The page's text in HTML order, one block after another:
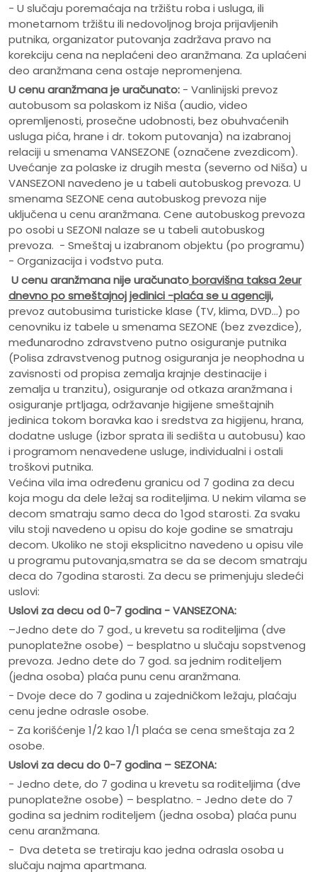
- U slučaju poremaćaja na tržištu roba i usluga, ili
monetarnom tržištu ili nedovoljnog broja prijavljenih
putnika, organizator putovanja zadržava pravo na
korekciju cena na neplaćeni deo aranžmana. Za uplaćeni
deo aranžmana cena ostaje nepromenjena.
U cenu aranžmana je uračunato: - Vanlinijski prevoz
autobusom sa polaskom iz Niša (audio, video
opremljenosti, prosečne udobnosti, bez obuhvaćenih
usluga pića, hrane i dr. tokom putovanja) na izabranoj
relaciji u smenama VANSEZONE (označene zvezdicom).
Uvećanje za polaske iz drugih mesta (severno od Niša) u
VANSEZONI navedeno je u tabeli autobuskog prevoza. U
smenama SEZONE cena autobuskog prevoza nije
uključena u cenu aranžmana. Cene autobuskog prevoza
po osobi u SEZONI nalaze se u tabeli autobuskog
prevoza. - Smeštaj u izabranom objektu (po programu)
- Organizacija i vođstvo puta.
U cenu aranžmana nije uračunatoboravišna taksa 2eur
dnevno po smeštajnoj jedinici -plaća se u agenciji,
prevoz autobusima turisticke klase (TV, klima, DVD...) po
cenovniku iz tabele u smenama SEZONE (bez zvezdice),
međunarodno zdravstveno putno osiguranje putnika
(Polisa zdravstvenog putnog osiguranja je neophodna u
zavisnosti od propisa zemalja krajnje destinacije i
zemalja u tranzitu), osiguranje od otkaza aranžmana i
osiguranje prtljaga, održavanje higijene smeštajnih
jedinica tokom boravka kao i sredstva za higijenu, hrana,
dodatne usluge (izbor sprata ili sedišta u autobusu) kao
i programom nenavedene usluge, individualni i ostali
troškovi putnika.
Većina vila ima određenu granicu od 7 godina za decu
koja mogu da dele ležaj sa roditeljima. U nekim vilama se
decom smatraju samo deca do 1god starosti. Za svaku
vilu stoji navedeno u opisu do koje godine se smatraju
decom. Ukoliko ne stoji eksplicitno navedeno u opisu vile
u programu putovanja,smatra se da se decom smatraju
deca do 7godina starosti. Za decu se primenjuju sledeći
uslovi:
Uslovi za decu od 0-7 godina - VANSEZONA:
–Jedno dete do 7 god., u krevetu sa roditeljima (dve
punoplatežne osobe) – besplatno u slučaju sopstvenog
prevoza. Jedno dete do 7 god. sa jednim roditeljem
(jedna osoba) plaća punu cenu aranžmana.
- Dvoje dece do 7 godina u zajedničkom ležaju, plaćaju
cenu jedne odrasle osobe.
- Za korišćenje 1/2 kao 1/1 plaća se cena smeštaja za 2
osobe.
Uslovi za decu do 0-7 godina – SEZONA:
- Jedno dete, do 7 godina u krevetu sa roditeljima (dve
punoplatežne osobe) – besplatno. - Jedno dete do 7
godina sa jednim roditeljem (jedna osoba) plaća punu
cenu aranžmana.
- Dva deteta se tretiraju kao jedna odrasla osoba u
slučaju najma apartmana.